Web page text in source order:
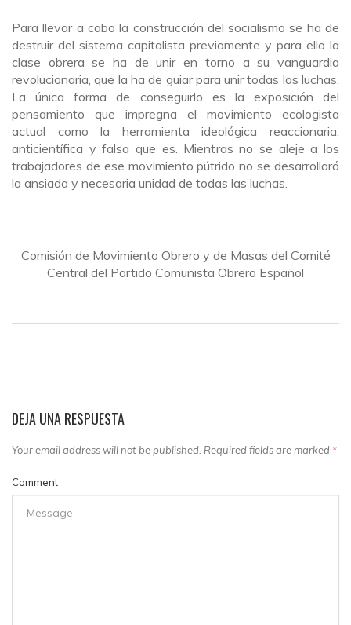
Para llevar a cabo la construcción del socialismo se ha de
destruir del sistema capitalista previamente y para ello la
clase obrera se ha de unir en torno a su vanguardia
revolucionaria, que la ha de guiar para unir todas las luchas.
La única forma de conseguirlo es la exposición del
pensamiento que impregna el movimiento ecologista
actual como la herramienta ideológica reaccionaria,
anticientífica y falsa que es. Mientras no se aleje a los
trabajadores de ese movimiento pútrido no se desarrollará
la ansiada y necesaria unidad de todas las luchas.
Comisión de Movimiento Obrero y de Masas del Comité
Central del Partido Comunista Obrero Español
DEJA UNA RESPUESTA
Your email address will not be published. Required fields are marked *
Comment